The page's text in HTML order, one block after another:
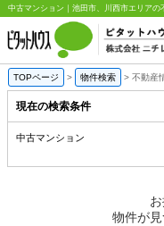
TOPページ > 物件検索 > 不動産
現在の検索条件
中古マンション
物件が見